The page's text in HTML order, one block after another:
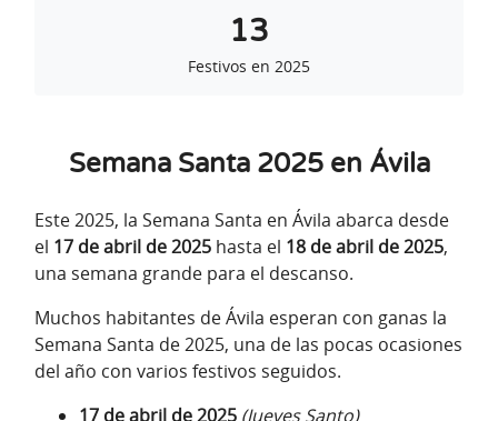
13
Festivos en 2025
Semana Santa 2025 en Ávila
Este 2025, la Semana Santa en Ávila abarca desde
el 17 de abril de 2025 hasta el 18 de abril de 2025,
una semana grande para el descanso.
Muchos habitantes de Ávila esperan con ganas la
Semana Santa de 2025, una de las pocas ocasiones
del año con varios festivos seguidos.
17 de abril de 2025 (Jueves Santo)